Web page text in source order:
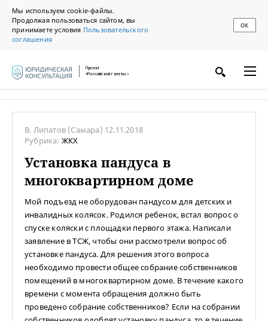
Мы используем cookie-файлы.
Продолжая пользоваться сайтом, вы
принимаете условия Пользовательского
соглашения
ОК
Проект
«Российской газеты»
В. Липатов (Самара) 12.11.2018
Рубрика: ЖКХ
Установка пандуса в
многоквартирном доме
Мой подъезд не оборудован пандусом для детских и
инвалидных колясок. Родился ребенок, встал вопрос о
спуске коляски с площадки первого этажа. Написали
заявление в ТСЖ, чтобы они рассмотрели вопрос об
установке пандуса. Для решения этого вопроса
необходимо провести общее собрание собственников
помещений в многоквартирном доме. В течение какого
времени с момента обращения должно быть
проведено собрание собственников? Если на собрании